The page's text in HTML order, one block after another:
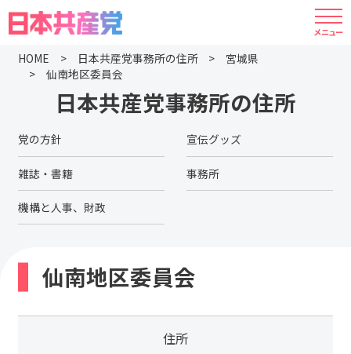
HOME 日本共産党事務所の住所
宮城県
仙南地区委員会
日本共産党事務所の住所
党の方針 宣伝グッズ
雑誌・書籍 事務所
機構と人事、財政
仙南地区委員会
住所